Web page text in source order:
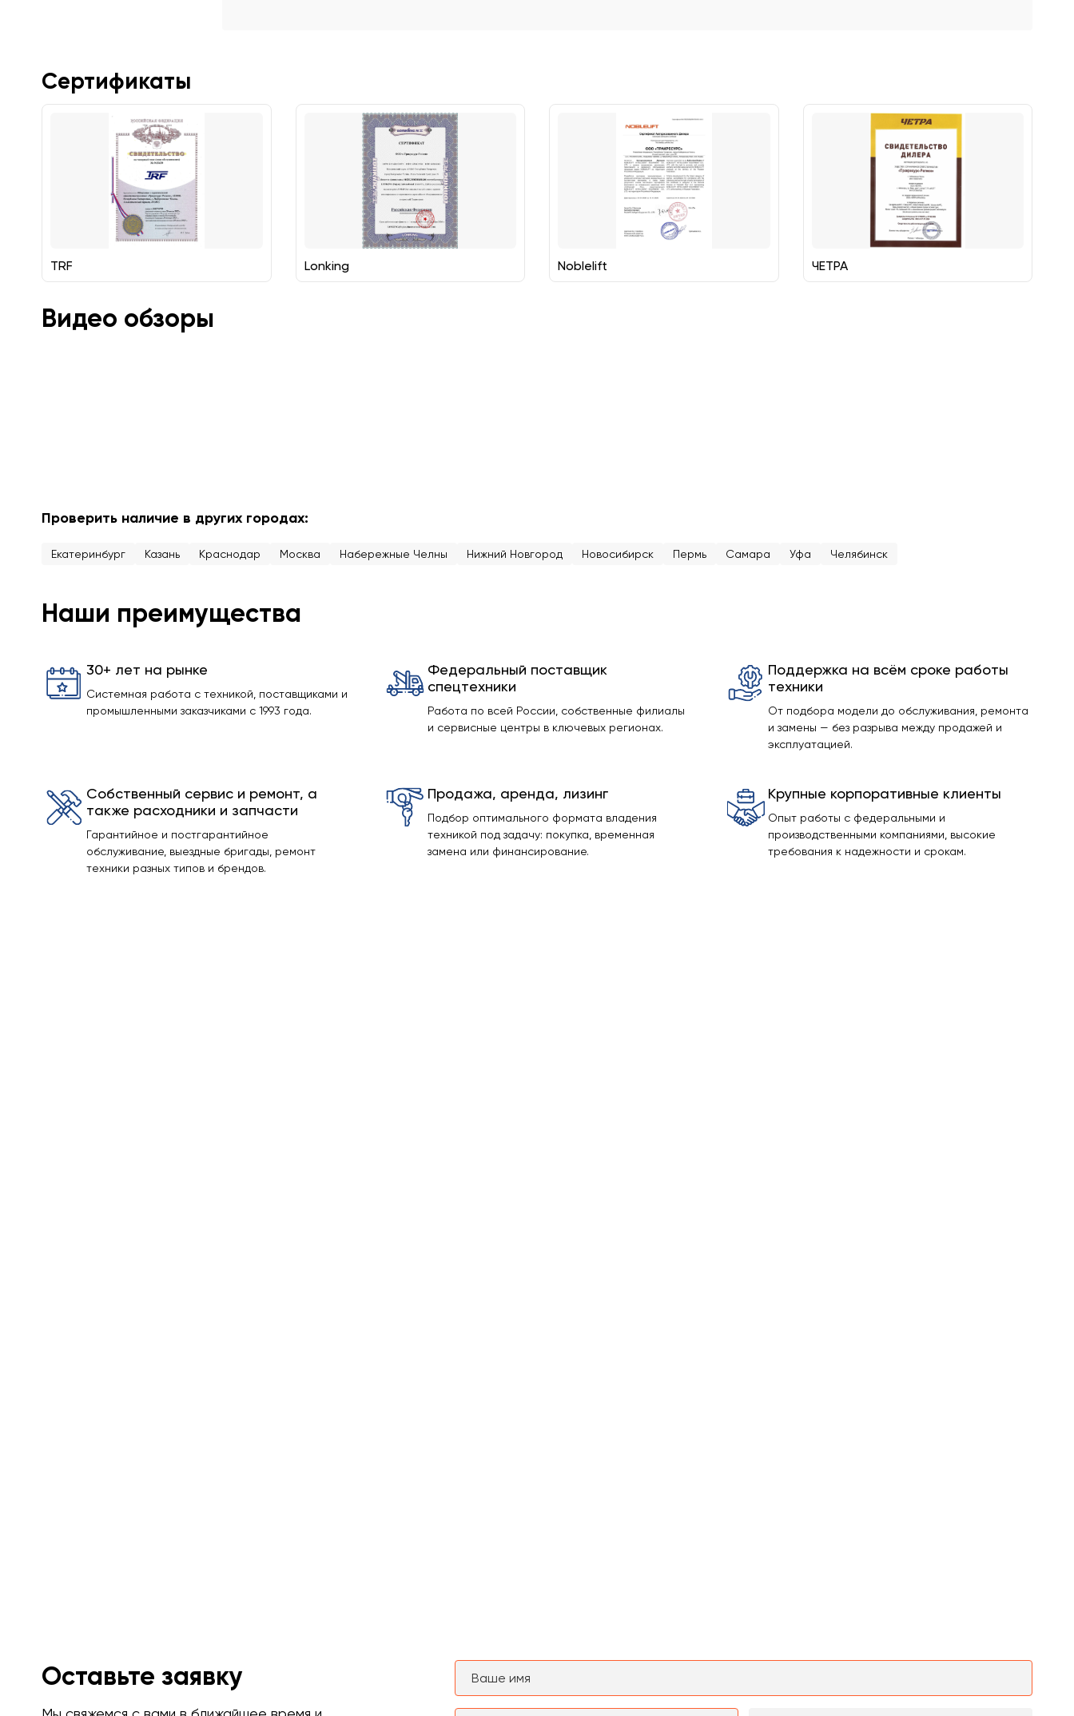
Сертификаты
TRF Lonking Noblelift ЧЕТРА
Видео обзоры
Проверить наличие в других городах:
Екатеринбург Казань Краснодар Москва Набережные Челны Нижний Новгород Новосибирск Пермь Самара Уфа Челябинск
Наши преимущества
30+ лет на рынке
Системная работа с техникой, поставщиками и
промышленными заказчиками с 1993 года.
Федеральный поставщик
спецтехники
Работа по всей России, собственные филиалы
и сервисные центры в ключевых регионах.
Поддержка на всём сроке работы
техники
От подбора модели до обслуживания, ремонта
и замены — без разрыва между продажей и
эксплуатацией.
Собственный сервис и ремонт, а
также расходники и запчасти
Гарантийное и постгарантийное
обслуживание, выездные бригады, ремонт
техники разных типов и брендов.
Продажа, аренда, лизинг
Подбор оптимального формата владения
техникой под задачу: покупка, временная
замена или финансирование.
Крупные корпоративные клиенты
Опыт работы с федеральными и
производственными компаниями, высокие
требования к надежности и срокам.
Оставьте заявку